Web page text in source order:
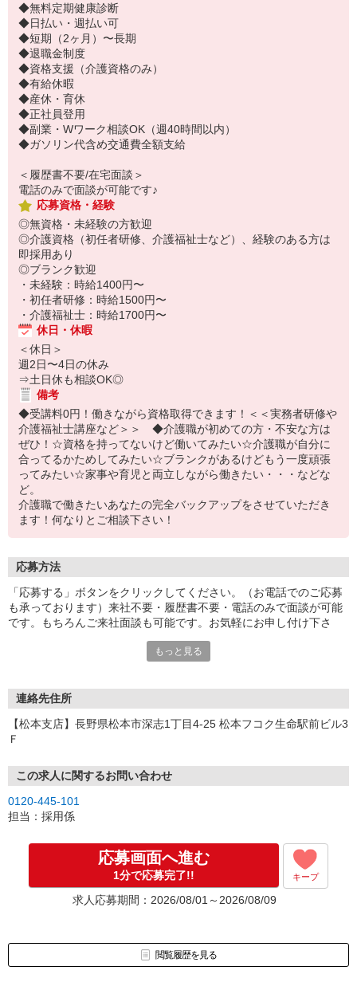
◆無料定期健康診断
◆日払い・週払い可
◆短期（2ヶ月）〜長期
◆退職金制度
◆資格支援（介護資格のみ）
◆有給休暇
◆産休・育休
◆正社員登用
◆副業・Wワーク相談OK（週40時間以内）
◆ガソリン代含め交通費全額支給
＜履歴書不要/在宅面談＞
電話のみで面談が可能です♪
応募資格・経験
◎無資格・未経験の方歓迎
◎介護資格（初任者研修、介護福祉士など）、経験のある方は
即採用あり
◎ブランク歓迎
・未経験：時給1400円〜
・初任者研修：時給1500円〜
・介護福祉士：時給1700円〜
休日・休暇
＜休日＞
週2日〜4日の休み
⇒土日休も相談OK◎
備考
◆受講料0円！働きながら資格取得できます！＜＜実務者研修や
介護福祉士講座など＞＞ ◆介護職が初めての方・不安な方は
ぜひ！☆資格を持ってないけど働いてみたい☆介護職が自分に
合ってるかためしてみたい☆ブランクがあるけどもう一度頑張
ってみたい☆家事や育児と両立しながら働きたい・・・などな
ど。
介護職で働きたいあなたの完全バックアップをさせていただき
ます！何なりとご相談下さい！
応募方法
「応募する」ボタンをクリックしてください。（お電話でのご応募
も承っております）来社不要・履歴書不要・電話のみで面談が可能
です。もちろんご来社面談も可能です。お気軽にお申し付け下さ
もっと見る
連絡先住所
【松本支店】長野県松本市深志1丁目4-25 松本フコク生命駅前ビル3
Ｆ
この求人に関するお問い合わせ
0120-445-101
担当：採用係
応募画面へ進む
1分で応募完了!! キープ
求人応募期間：2026/08/01～2026/08/09
閲覧履歴を見る